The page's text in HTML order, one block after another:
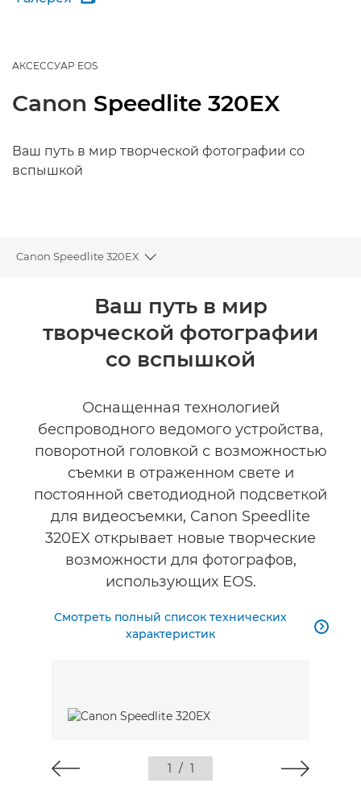
АКСЕССУАР EOS
Canon Speedlite 320EX
Ваш путь в мир творческой фотографии со
вспышкой
Canon Speedlite 320EX
Toggle breadcrumbs
Общая информация
Технические характеристики
Ваш путь в мир
творческой фотографии
со вспышкой
Оснащенная технологией
беспроводного ведомого устройства,
поворотной головкой с возможностью
съемки в отраженном свете и
постоянной светодиодной подсветкой
для видеосъемки, Canon Speedlite
320EX открывает новые творческие
возможности для фотографов,
использующих EOS.
Смотреть полный список технических
характеристик

1 / 1